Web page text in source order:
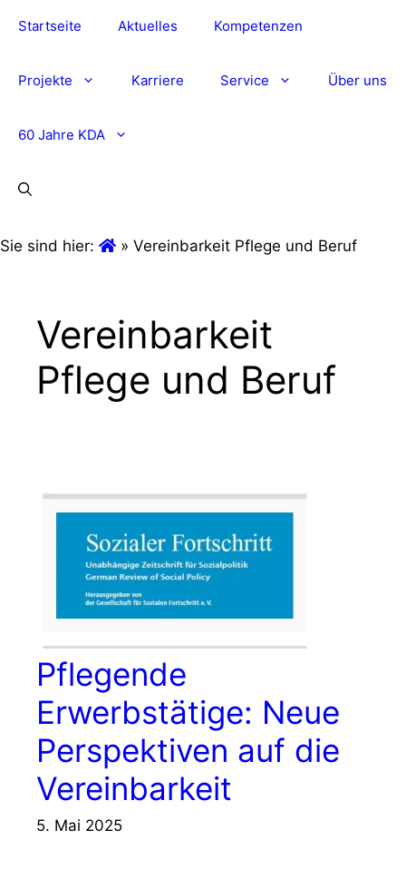
Startseite Aktuelles Kompetenzen
Projekte Karriere Service Über uns
60 Jahre KDA
Sie sind hier: » Vereinbarkeit Pflege und Beruf
Vereinbarkeit
Pflege und Beruf
Pflegende
Erwerbstätige: Neue
Perspektiven auf die
Vereinbarkeit
5. Mai 2025